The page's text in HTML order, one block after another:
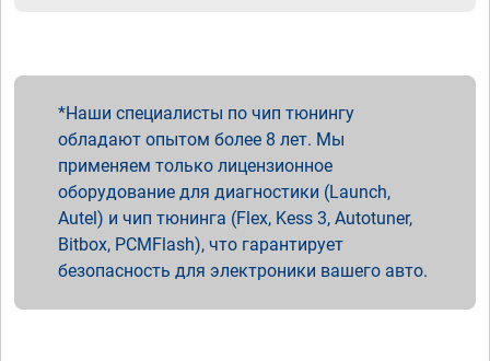
Наши специалисты по чип тюнингу
обладают опытом более 8 лет. Мы
применяем только лицензионное
оборудование для диагностики (Launch,
Autel) и чип тюнинга (Flex, Kess 3, Autotuner,
Bitbox, PCMFlash), что гарантирует
безопасность для электроники вашего авто.